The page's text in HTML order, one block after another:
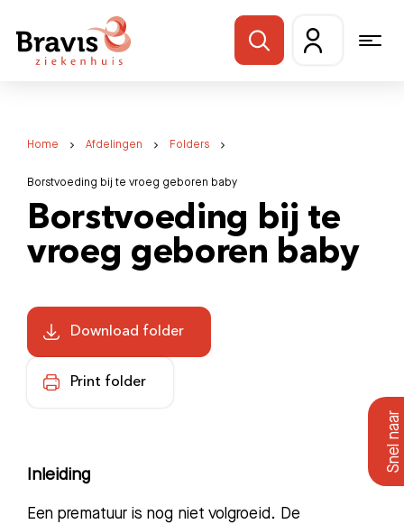
Home Afdelingen Folders
Borstvoeding bij te vroeg geboren baby
Borstvoeding bij te
vroeg geboren baby
Download folder
Print folder
Inleiding
Een prematuur is nog niet volgroeid. De